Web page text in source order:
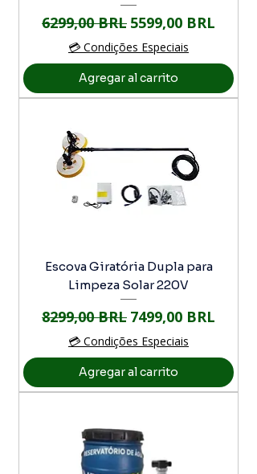
Precio
6299,00 BRL Precio de oferta
5599,00 BRL
💳 Condições Especiais
Agregar al carrito
Escova Giratória Dupla para
Limpeza Solar 220V
Precio
8299,00 BRL Precio de oferta
7499,00 BRL
💳 Condições Especiais
Agregar al carrito